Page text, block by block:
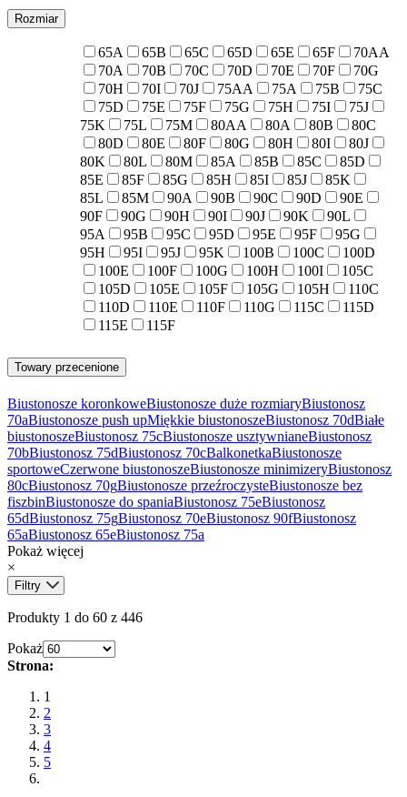
Rozmiar
65A 65B 65C 65D 65E 65F
70AA
70A
70B 70C 70D 70E 70F
70G
70H
70I 70J 75AA 75A 75B
75C
75D
75E 75F 75G 75H 75I
75J
75K
75L 75M 80AA 80A 80B
80C
80D
80E 80F 80G 80H 80I
80J
80K
80L 80M 85A 85B 85C
85D
85E
85F 85G 85H 85I 85J
85K
85L
85M 90A 90B 90C 90D
90E
90F
90G 90H 90I 90J 90K
90L
95A
95B 95C 95D 95E 95F
95G
95H
95I 95J 95K 100B 100C
100D
100E
100F 100G 100H 100I
105C
105D
105E 105F 105G 105H
110C
110D
110E 110F 110G 115C
115D
115E
115F
Towary przecenione
Biustonosze koronkoweBiustonosze duże rozmiaryBiustonosz
70aBiustonosze push upMiękkie biustonoszeBiustonosz 70dBiałe
biustonoszeBiustonosz 75cBiustonosze usztywnianeBiustonosz
70bBiustonosz 75dBiustonosz 70cBalkonetkaBiustonosze
sportoweCzerwone biustonoszeBiustonosze minimizeryBiustonosz
80cBiustonosz 70gBiustonosze przeźroczysteBiustonosze bez
fiszbinBiustonosze do spaniaBiustonosz 75eBiustonosz
65dBiustonosz 75gBiustonosz 70eBiustonosz 90fBiustonosz
65aBiustonosz 65eBiustonosz 75a
Pokaż więcej
×
Filtry
Produkty 1 do 60 z 446
Pokaż
Strona:
1
2
3
4
5